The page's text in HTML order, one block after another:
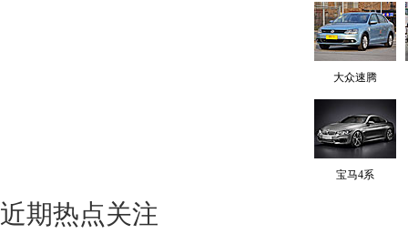
大众速腾
宝马4系
近期热点关注